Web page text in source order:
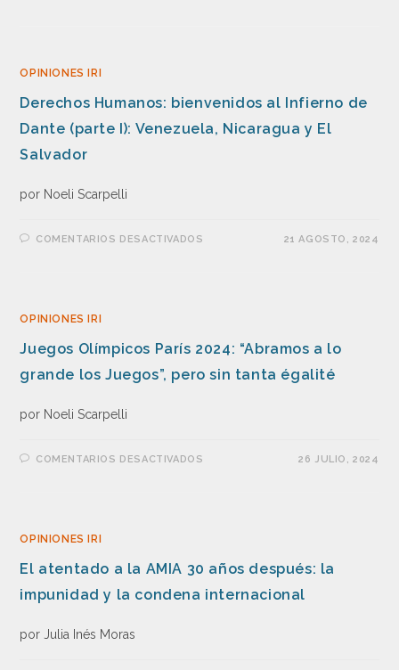
OPINIONES IRI
Derechos Humanos: bienvenidos al Infierno de
Dante (parte I): Venezuela, Nicaragua y El
Salvador
por Noeli Scarpelli
COMENTARIOS DESACTIVADOS 21 AGOSTO, 2024
OPINIONES IRI
Juegos Olímpicos París 2024: “Abramos a lo
grande los Juegos”, pero sin tanta égalité
por Noeli Scarpelli
COMENTARIOS DESACTIVADOS 26 JULIO, 2024
OPINIONES IRI
El atentado a la AMIA 30 años después: la
impunidad y la condena internacional
por Julia Inés Moras